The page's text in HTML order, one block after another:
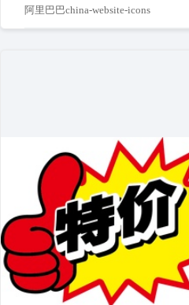
阿里巴巴china-website-icons